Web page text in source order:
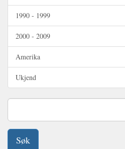
1990 - 1999
2000 - 2009
Amerika
Ukjend